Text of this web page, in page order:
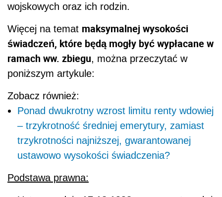
wojskowych oraz ich rodzin.
Więcej na temat maksymalnej wysokości
świadczeń, które będą mogły być wypłacane w
ramach ww. zbiegu, można przeczytać w
poniższym artykule:
Zobacz również:
Ponad dwukrotny wzrost limitu renty wdowiej
– trzykrotność średniej emerytury, zamiast
trzykrotności najniższej, gwarantowanej
ustawowo wysokości świadczenia?
Podstawa prawna: